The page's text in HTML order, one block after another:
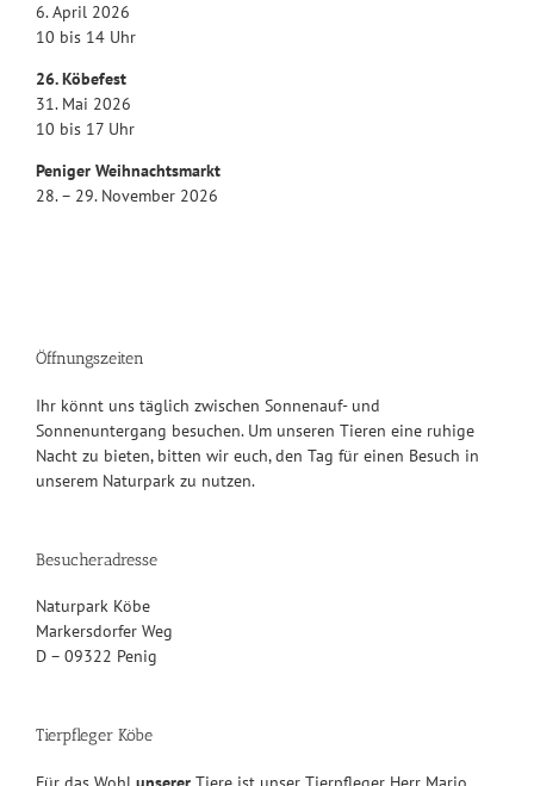
6. April 2026
10 bis 14 Uhr
26. Köbefest
31. Mai 2026
10 bis 17 Uhr
Peniger Weihnachtsmarkt
28. – 29. November 2026
Öffnungszeiten
Ihr könnt uns täglich zwischen Sonnenauf- und
Sonnenuntergang besuchen. Um unseren Tieren eine ruhige
Nacht zu bieten, bitten wir euch, den Tag für einen Besuch in
unserem Naturpark zu nutzen.
Besucheradresse
Naturpark Köbe
Markersdorfer Weg
D – 09322 Penig
Tierpfleger Köbe